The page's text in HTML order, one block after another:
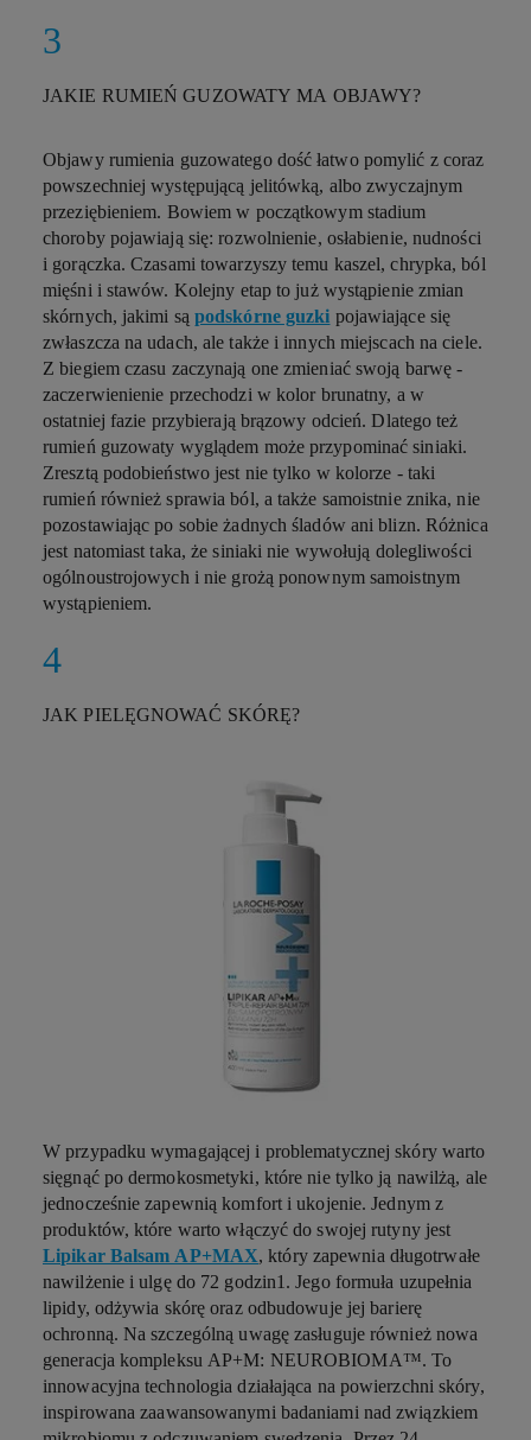
JAKIE RUMIEŃ GUZOWATY MA OBJAWY?
Objawy rumienia guzowategodość łatwo pomylić z coraz
powszechniej występującą jelitówką, albo zwyczajnym
przeziębieniem. Bowiem w początkowym stadium
choroby pojawiają się: rozwolnienie, osłabienie, nudności
i gorączka. Czasami towarzyszy temu kaszel, chrypka, ból
mięśni i stawów. Kolejny etap to już wystąpienie zmian
skórnych, jakimi są podskórne guzki pojawiające się
zwłaszcza na udach, ale także i innych miejscach na ciele.
Z biegiem czasu zaczynają one zmieniać swoją barwę -
zaczerwienienie przechodzi w kolor brunatny, a w
ostatniej fazie przybierają brązowy odcień. Dlatego też
rumień guzowaty wyglądem może przypominać siniaki.
Zresztą podobieństwo jest nie tylko w kolorze - taki
rumień również sprawia ból, a także samoistnie znika, nie
pozostawiając po sobie żadnych śladów ani blizn. Różnica
jest natomiast taka, że siniaki nie wywołują dolegliwości
ogólnoustrojowych i nie grożą ponownym samoistnym
wystąpieniem.
JAK PIELĘGNOWAĆ SKÓRĘ?
W przypadku wymagającej i problematycznej skóry warto
sięgnąć po dermokosmetyki, które nie tylko ją nawilżą, ale
jednocześnie zapewnią komfort i ukojenie. Jednym z
produktów, które warto włączyć do swojej rutyny jest
Lipikar Balsam AP+MAX, który zapewnia długotrwałe
nawilżenie i ulgę do 72 godzin1 . Jego formuła uzupełnia
lipidy, odżywia skórę oraz odbudowuje jej barierę
ochronną. Na szczególną uwagę zasługuje również nowa
generacja kompleksu AP+M: NEUROBIOMA™. To
innowacyjna technologia działająca na powierzchni skóry,
inspirowana zaawansowanymi badaniami nad związkiem